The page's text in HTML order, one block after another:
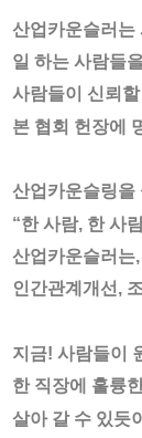
산업카운슬러는
일 하는 사람들
사람들이 신뢰
본 협회 헌장에
산업카운슬링을
“한 사람, 한 사
산업카운슬러는
인간관계개선 ,
지금! 사람들이
한 직장에 훌륭
살아 갈 수 있듯이